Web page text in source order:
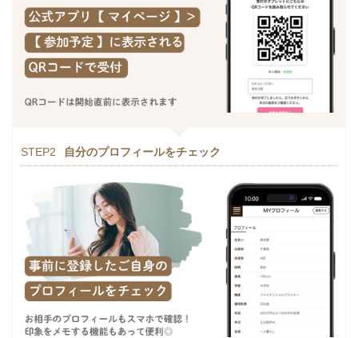
STEP2 自分のプロフィールをチェック